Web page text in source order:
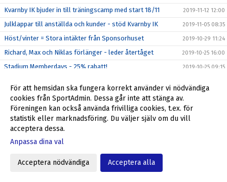
Kvarnby IK bjuder in till träningscamp med start 18/11 2019-11-12 12:00
Julklappar till anställda och kunder - stöd Kvarnby IK 2019-11-05 08:35
Höst/vinter = Stora intäkter från Sponsorhuset 2019-10-29 11:24
Richard, Max och Niklas förlänger - leder återtåget 2019-10-25 16:00
Stadium Memberdays - 25% rabatt! 2019-10-25 09:15
P04 kvalar till P16 Nationella 2020
Föreningsdagar på Stadium Svågertorp börjar nu 2019-10-07 10:00
Ulf Jansson om återkomsten till Kvarnby IK
Stöd Kvarnby IK när du handlar på Flügger Färg
Grymt helgerbjudande till alla i Kvarnby IK
För att hemsidan ska fungera korrekt använder vi nödvändiga
cookies från SportAdmin. Dessa går inte att stänga av.
Föreningen kan också använda frivilliga cookies, t.ex. för
statistik eller marknadsföring. Du väljer själv om du vill
acceptera dessa.
Anpassa dina val
Acceptera nödvändiga Acceptera alla